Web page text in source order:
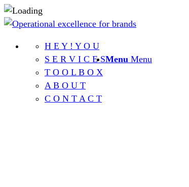
H E Y ! Y O U
S E R V I C E S
T O O L B O X
A B O U T
C O N T A C T
Menu Menu